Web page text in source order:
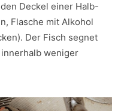
Deckel einer Halb-
Flasche mit Alkohol
Der Fisch segnet
weniger